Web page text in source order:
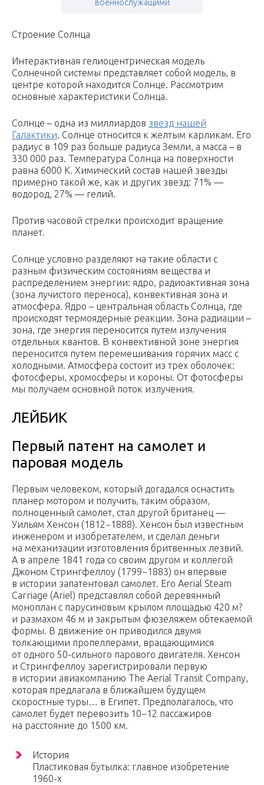
военнослужащими
Строение Солнца
Интерактивная гелиоцентрическая модель
Солнечной системы представляет собой модель, в
центре которой находится Солнце. Рассмотрим
основные характеристики Солнца.
Солнце – одна из миллиардов звезд нашей
Галактики. Солнце относится к желтым карликам. Его
радиус в 109 раз больше радиуса Земли, а масса – в
330 000 раз. Температура Солнца на поверхности
равна 6000 К. Химический состав нашей звезды
примерно такой же, как и других звезд: 71% —
водород, 27% — гелий.
Против часовой стрелки происходит вращение
планет.
Солнце условно разделяют на такие области с
разным физическим состояниям вещества и
распределением энергии: ядро, радиоактивная зона
(зона лучистого переноса), конвективная зона и
атмосфера. Ядро – центральная область Солнца, где
происходят термоядерные реакции. Зона радиации –
зона, где энергия переносится путем излучения
отдельных квантов. В конвективной зоне энергия
переносится путем перемешивания горячих масс с
холодными. Атмосфера состоит из трех оболочек:
фотосферы, хромосферы и короны. От фотосферы
мы получаем основной поток излучения.
ЛЕЙБИК
Первый патент на самолет и
паровая модель
Первым человеком, который догадался оснастить
планер мотором и получить, таким образом,
полноценный самолет, стал другой британец —
Уильям Хенсон (1812−1888). Хенсон был известным
инженером и изобретателем, и сделал деньги
на механизации изготовления бритвенных лезвий.
А в апреле 1841 года со своим другом и коллегой
Джоном Стрингфеллоу (1799−1883) он впервые
в истории запатентовал самолет. Его Aerial Steam
Carriage (Ariel) представлял собой деревянный
моноплан с парусиновым крылом площадью 420 м?
и размахом 46 м и закрытым фюзеляжем обтекаемой
формы. В движение он приводился двумя
толкающими пропеллерами, вращающимися
от одного 50-сильного парового двигателя. Хенсон
и Стрингфеллоу зарегистрировали первую
в истории авиакомпанию The Aerial Transit Company,
которая предлагала в ближайшем будущем
скоростные туры… в Египет. Предполагалось, что
самолет будет перевозить 10−12 пассажиров
на расстояние до 1500 км.
История
Пластиковая бутылка: главное изобретение
1960-х